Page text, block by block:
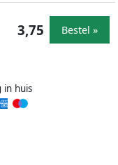
in huis
3,75 Bestel »